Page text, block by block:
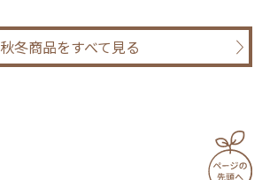
秋冬商品をすべて見る